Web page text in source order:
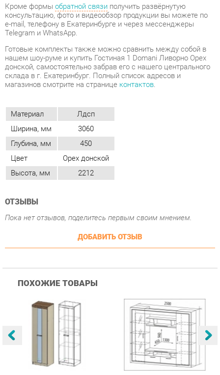
Готовые комплекты также можно сравнить между собой в
нашем шоу-руме и купить Гостиная 1 Domani Ливорно Орех
донской, самостоятельно забрав его с нашего центрального
склада в г. Екатеринбург. Полный список адресов и
магазинов смотрите на странице
Материал Лдсп
Ширина, мм
3060
Цвет
Орех донской
Высота, мм
2212
ОТЗЫВЫ
Пока нет отзывов, поделитесь первым своим мнением.
Купить
Гостиная Стиль
Атлантида-2 Венге-дуб
Белфорд
Купить
Гостиная Витра
Симфония 7.10
55 482 ₽
info@bedroom-ekb.ru